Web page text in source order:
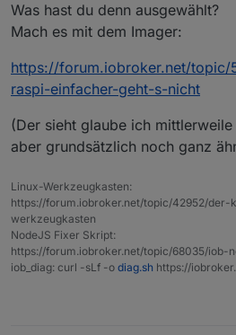
ist erst noch im Beta-
Heißt ich habe das
Wobei das System ja
lieber auf der
manuell runterladen?
Was hast du denn ausgewählt?
Mach es mit dem Imager:
https://forum.iobroker.net/topic/
raspi-einfacher-geht-s-nicht
(Der sieht glaube ich
aber grundsätzlich noch ganz
Linux-Werkzeugkasten:
https://forum.iobroker.net/topic/42952/
werkzeugkasten
NodeJS Fixer Skript:
https://forum.iobroker.net/topic/68035/iob-
iob_diag: curl -sLf -o diag.sh https://